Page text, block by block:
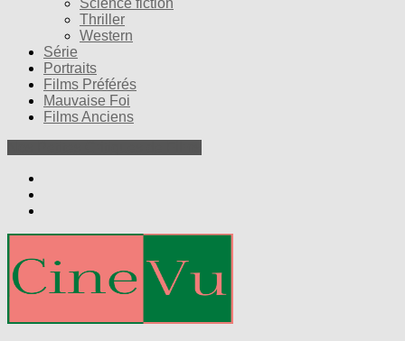
Science fiction
Thriller
Western
Série
Portraits
Films Préférés
Mauvaise Foi
Films Anciens